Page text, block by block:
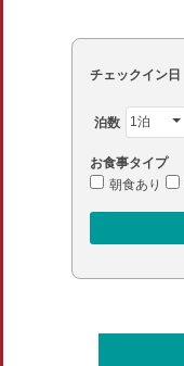
チェックイン日
泊数
お食事タイプ
朝食あり